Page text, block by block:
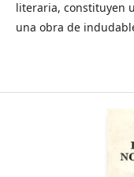
literaria, constituyen
una obra de